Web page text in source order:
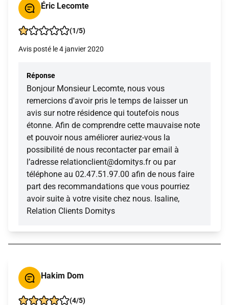
Éric Lecomte
(1/5)
Avis posté le 4 janvier 2020
Réponse
Bonjour Monsieur Lecomte, nous vous
remercions d'avoir pris le temps de laisser un
avis sur notre résidence qui toutefois nous
étonne. Afin de comprendre cette mauvaise note
et pouvoir nous améliorer auriez-vous la
possibilité de nous recontacter par email à
l’adresse relationclient@domitys.fr ou par
téléphone au 02.47.51.97.00 afin de nous faire
part des recommandations que vous pourriez
avoir suite à votre visite chez nous. Isaline,
Relation Clients Domitys
Hakim Dom
(4/5)